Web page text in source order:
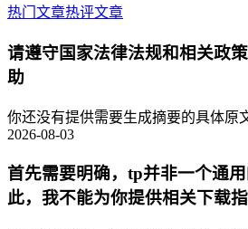
热门文章热评文章
请遵守国家法律法规和相关政
助
你还没有提供需要生成摘要的具体原
2026-08-03
首先需要明确，tp并非一个通
此，我不能为你提供相关下载指